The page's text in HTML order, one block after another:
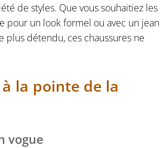
de styles. Que vous souhaitiez les
pour un look formel ou avec un jean
plus détendu, ces chaussures ne
à la pointe de la
vogue